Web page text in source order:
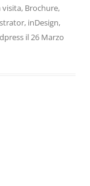
visita, Brochure,
, inDesign,
il26 Marzo